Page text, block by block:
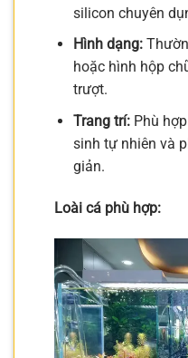
silicon chuyên
Hình dạng:
hoặc hình hộp
trượt.
Trang trí:Phù
sinh tự nhiên và
giản.
Loài cá phù hợp: